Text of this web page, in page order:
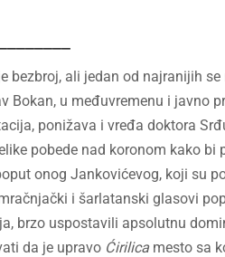
bezbroj, ali jedan od najranijih se
Bokan, u međuvremenu i javno
ponižava i vređa doktora
pobede nad koronom kako
onog Jankovićevog, koji su
i šarlatanski glasovi
brzo uspostavili apsolutnu
da je upravo Ćirilicamesto sa